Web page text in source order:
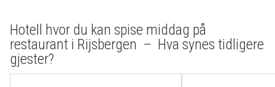
Hotell hvor du kan spise middag på
restaurant i Rijsbergen – Hva synes tidligere
gjester?